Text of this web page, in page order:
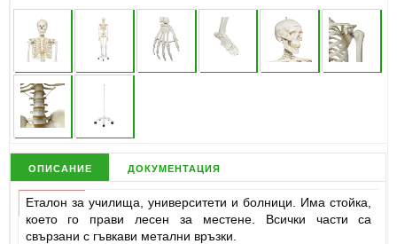
описание документация
Еталон за училища, университети и болници. Има стойка,
което го прави лесен за местене. Всички части са
свързани с гъвкави метални връзки.